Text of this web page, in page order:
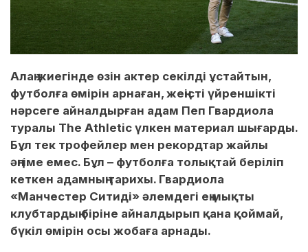
Алаң жиегінде өзін актер секілді ұстайтын,
футболға өмірін арнаған, жеңісті үйреншікті
нәрсеге айналдырған адам Пеп Гвардиола
туралы The Athletic үлкен материал шығарды.
Бұл тек трофейлер мен рекордтар жайлы
әңгіме емес. Бұл – футболға толықтай беріліп
кеткен адамның тарихы. Гвардиола
«Манчестер Ситиді» әлемдегі ең мықты
клубтардың біріне айналдырып қана қоймай,
бүкіл өмірін осы жобаға арнады.